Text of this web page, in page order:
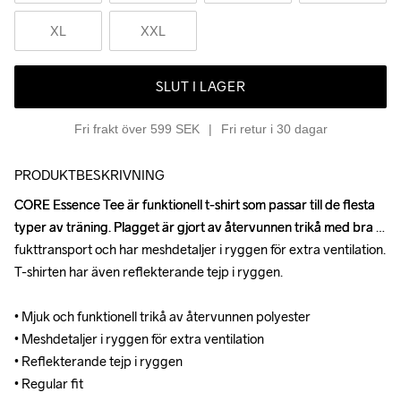
XL XXL
SLUT I LAGER
Fri frakt över 599 SEK Fri retur i 30 dagar
PRODUKTBESKRIVNING
CORE Essence Tee är funktionell t-shirt som passar till de flesta
typer av träning. Plagget är gjort av återvunnen trikå med bra
fukttransport och har meshdetaljer i ryggen för extra ventilation.
T-shirten har även reflekterande tejp i ryggen.
• Mjuk och funktionell trikå av återvunnen polyester
• Meshdetaljer i ryggen för extra ventilation
• Reflekterande tejp i ryggen
• Regular fit
CORE Essence Tee är funktionell t-shirt som passar till de flesta
typer av träning. Plagget är gjort av återvunnen trikå med bra
fukttransport och har meshdetaljer i ryggen för extra ventilation.
T-shirten har även reflekterande tejp i ryggen.
• Mjuk och funktionell trikå av återvunnen polyester
• Meshdetaljer i ryggen för extra ventilation
• Reflekterande tejp i ryggen
• Regular fit